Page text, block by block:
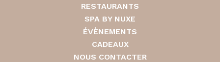
RESTAURANTS
SPA BY NUXE
ÉVÈNEMENTS
CADEAUX
NOUS CONTACTER